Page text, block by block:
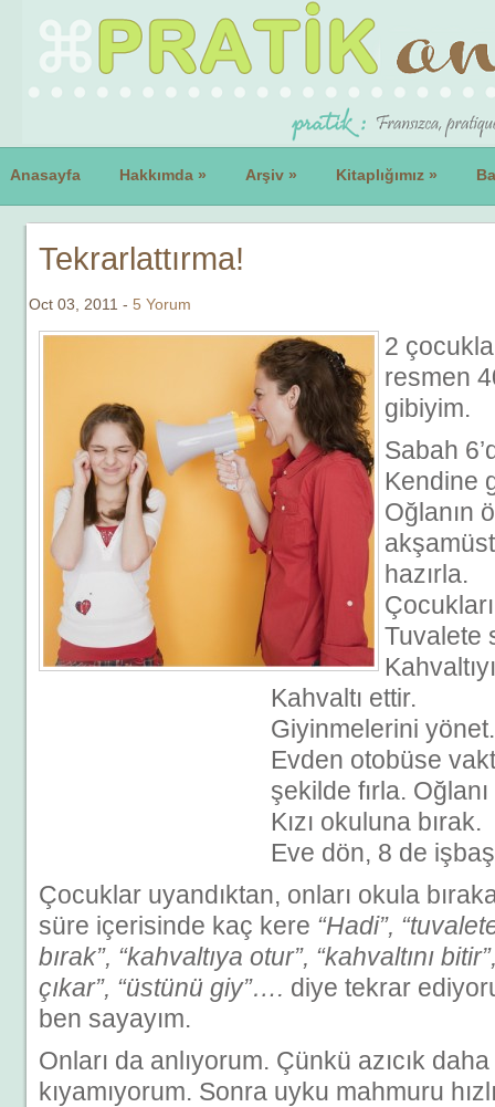
Anasayfa Hakkımda » Arşiv » Kitaplığımız »
Tekrarlattırma!
Oct 03, 2011 - 5 Yorum
2
resmen
gibiyim.
Sabah
Kendine
Oğlanın
hazırla.
Tuvalete
Kahvaltı ettir.
Giyinmelerini yönet.
Evden otobüse
şekilde fırla.
Kızı okuluna bırak.
Eve dön, 8 de
Çocuklar uyandıktan, onları okula
süre içerisinde kaç kere “Hadi”,
bırak”, “kahvaltıya otur”, “kahvaltını
çıkar”, “üstünü giy”…. diye tekrar
ben sayayım.
Onları da anlıyorum. Çünkü azıcık
kıyamıyorum. Sonra uyku mahmuru